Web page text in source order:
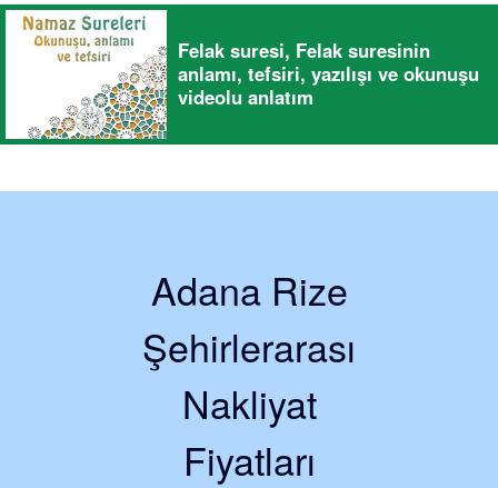
Felak suresi, Felak suresinin
anlamı, tefsiri, yazılışı ve okunuşu
videolu anlatım
Adana Rize
Şehirlerarası
Nakliyat
Fiyatları